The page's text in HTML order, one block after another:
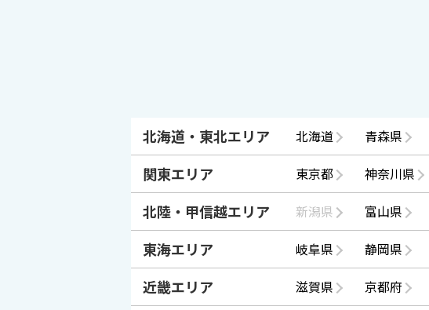
北海道・東北エリア 北海道 青森県
関東エリア 東京都 神奈川県
北陸・甲信越エリア 新潟県 富山県
東海エリア 岐阜県 静岡県
近畿エリア 滋賀県 京都府